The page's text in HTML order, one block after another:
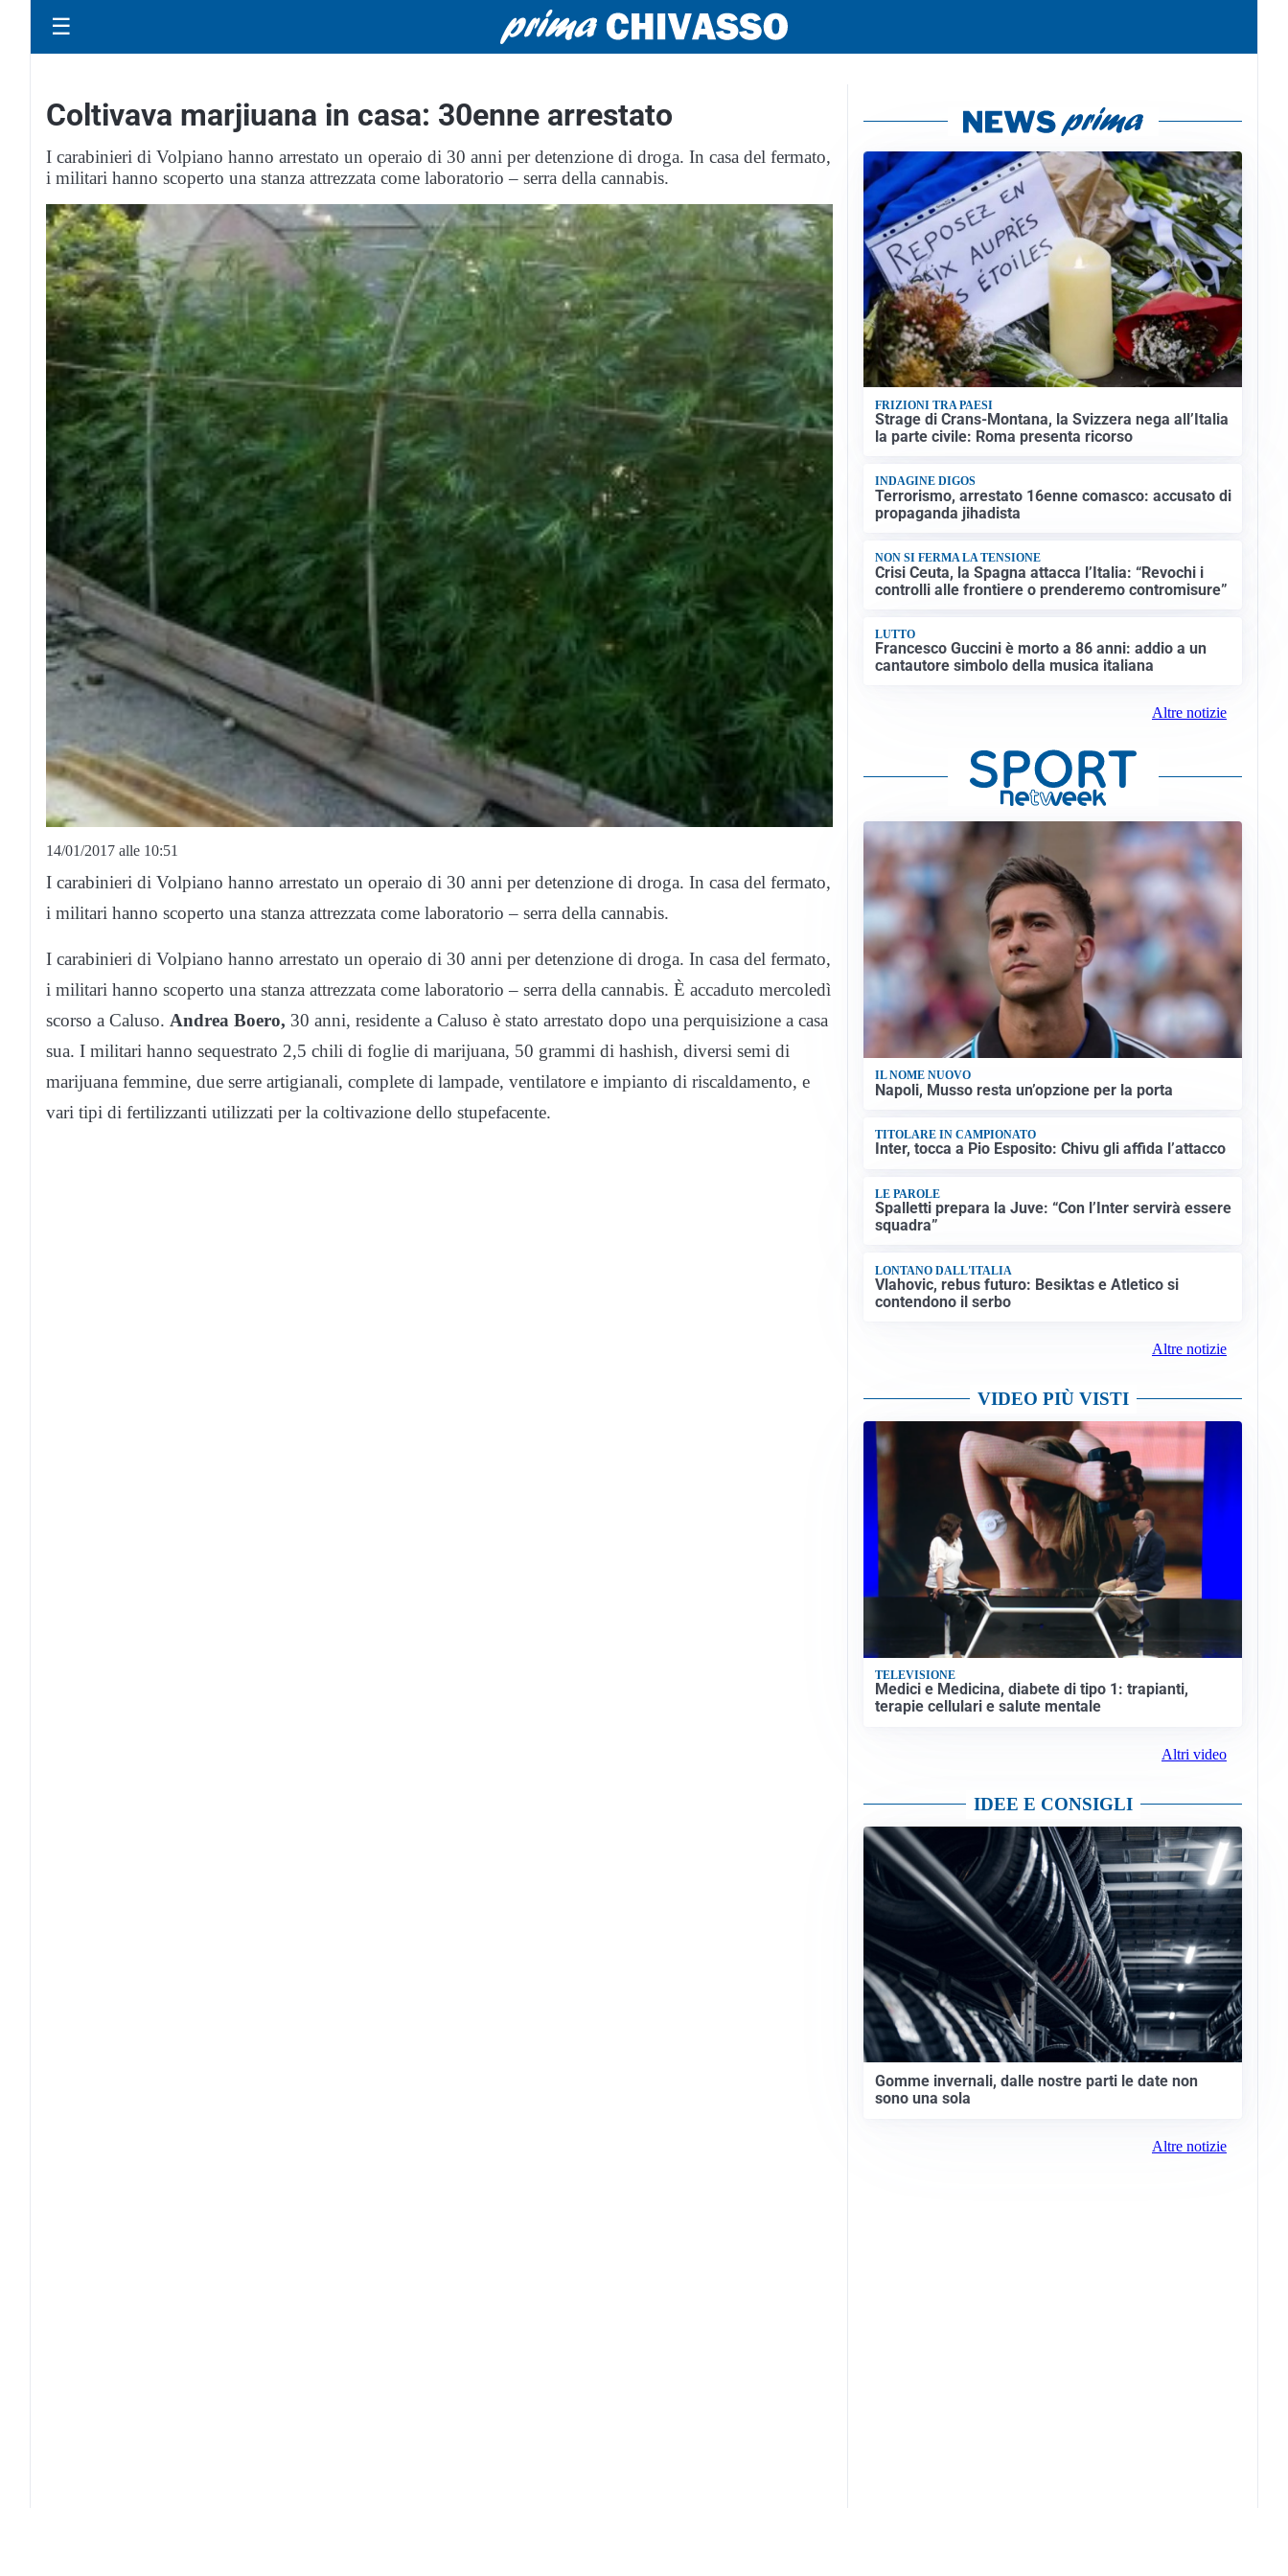
☰
Coltivava marjiuana in casa: 30enne arrestato
I carabinieri di Volpiano hanno arrestato un operaio di 30 anni per detenzione di droga. In casa del fermato,
i militari hanno scoperto una stanza attrezzata come laboratorio – serra della cannabis.
14/01/2017 alle 10:51
I carabinieri di Volpiano hanno arrestato un operaio di 30 anni per detenzione di droga. In casa del fermato,
i militari hanno scoperto una stanza attrezzata come laboratorio – serra della cannabis.
I carabinieri di Volpiano hanno arrestato un operaio di 30 anni per detenzione di droga. In casa del fermato,
i militari hanno scoperto una stanza attrezzata come laboratorio – serra della cannabis. È accaduto mercoledì
scorso a Caluso. Andrea Boero, 30 anni, residente a Caluso è stato arrestato dopo una perquisizione a casa
sua. I militari hanno sequestrato 2,5 chili di foglie di marijuana, 50 grammi di hashish, diversi semi di
marijuana femmine, due serre artigianali, complete di lampade, ventilatore e impianto di riscaldamento, e
vari tipi di fertilizzanti utilizzati per la coltivazione dello stupefacente.
FRIZIONI TRA PAESI
Strage di Crans-Montana, la Svizzera nega all’Italia
la parte civile: Roma presenta ricorso
INDAGINE DIGOS
Terrorismo, arrestato 16enne comasco: accusato di
propaganda jihadista
NON SI FERMA LA TENSIONE
Crisi Ceuta, la Spagna attacca l’Italia: “Revochi i
controlli alle frontiere o prenderemo contromisure”
LUTTO
Francesco Guccini è morto a 86 anni: addio a un
cantautore simbolo della musica italiana
Altre notizie
IL NOME NUOVO
Napoli, Musso resta un’opzione per la porta
TITOLARE IN CAMPIONATO
Inter, tocca a Pio Esposito: Chivu gli affida l’attacco
LE PAROLE
Spalletti prepara la Juve: “Con l’Inter servirà essere
squadra”
LONTANO DALL'ITALIA
Vlahovic, rebus futuro: Besiktas e Atletico si
contendono il serbo
Altre notizie
VIDEO PIÙ VISTI
TELEVISIONE
Medici e Medicina, diabete di tipo 1: trapianti,
terapie cellulari e salute mentale
Altri video
IDEE E CONSIGLI
Gomme invernali, dalle nostre parti le date non
sono una sola
Altre notizie